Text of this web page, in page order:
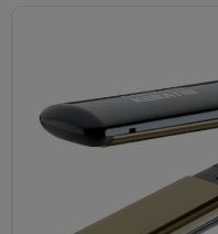
Wybierz coś dla
zaloguj się, aby
listy z